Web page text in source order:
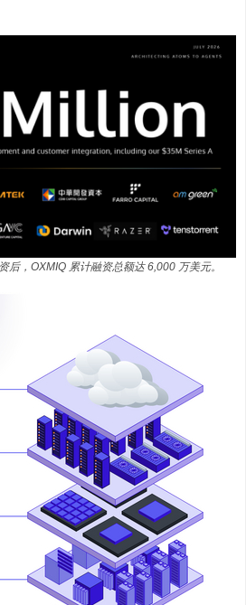
后，OXMIQ 累计融资总额达 6,000 万美元。